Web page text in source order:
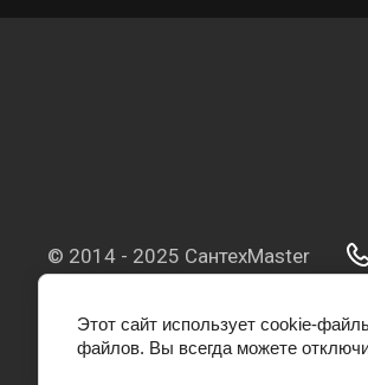
© 2014 - 2025 СантехMaster
Этот сайт использует cookie-
файлов. Вы всегда можете